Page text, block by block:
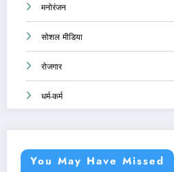
मनोरंजन
सोशल मीडिया
रोजगार
धर्म-कर्म
You May Have Missed